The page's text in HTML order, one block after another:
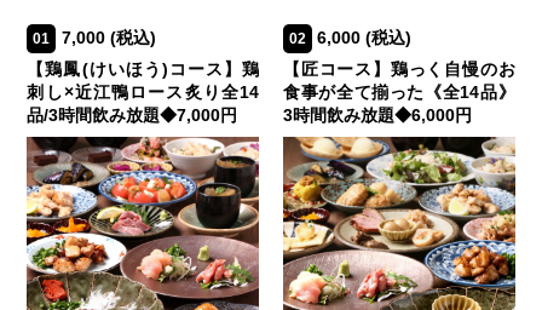
01 7,000(税込)
【鶏鳳(けいほう)コース】鶏
刺し×近江鴨ロース炙り全14
品/3時間飲み放題◆7,000円
02 6,000 (税込)
【匠コース】鶏っく自慢のお
食事が全て揃った《全14品》
3時間飲み放題◆6,000円